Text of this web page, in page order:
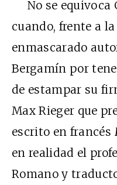
No se equivoca
cuando, frente a
enmascarado
Bergamín por
de estampar su
Max Rieger que
escrito en francés
en realidad el
Romano y